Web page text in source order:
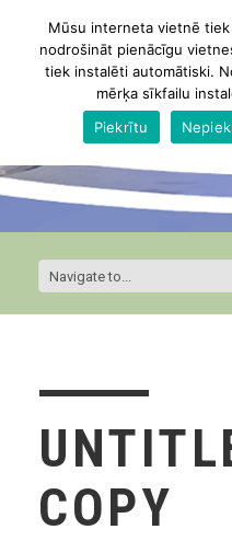
COPY
Mūsu interneta vietnē
nodrošināt pienācīgu
tiek instalēti automātiski.
mērķa sīkfailu
Piekrītu